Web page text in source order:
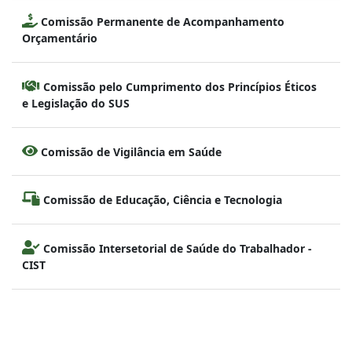
Comissão Permanente de Acompanhamento
Orçamentário
Comissão pelo Cumprimento dos Princípios Éticos
e Legislação do SUS
Comissão de Vigilância em Saúde
Comissão de Educação, Ciência e Tecnologia
Comissão Intersetorial de Saúde do Trabalhador -
CIST